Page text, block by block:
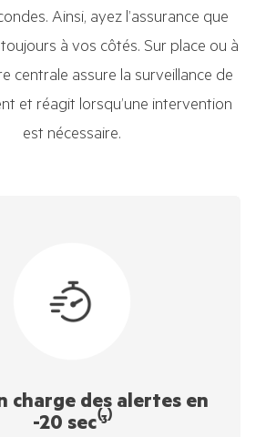
Ainsi, ayez l’assurance que
à vos côtés. Sur place ou à
centrale assure la surveillance de
et réagit lorsqu’une intervention
est nécessaire.
charge des alertes en
-20 sec⁽³⁾